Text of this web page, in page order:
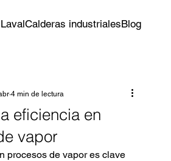
Calderas industrialesBlog
eficiencia en
vapor
4 min de lectura
procesos de vapor es clave